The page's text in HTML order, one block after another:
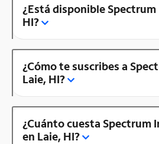
¿Está disponible
HI?
¿Cómo te suscribes a
Laie, HI?
¿Cuánto cuesta Spectrum
en Laie, HI?